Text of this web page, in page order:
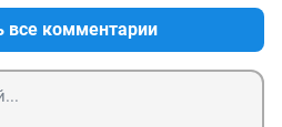
все комментарии